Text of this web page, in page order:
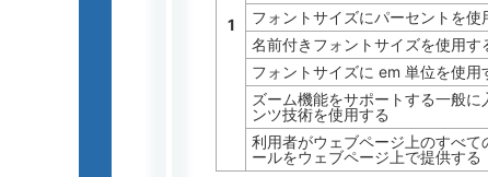
1
フォントサイズにパーセントを使
名前付きフォントサイズを使用す
フォントサイズに em 単位を使用
ズーム機能をサポートする一般
ンツ技術を使用する
利用者がウェブページ上のすべ
ールをウェブページ上で提供する